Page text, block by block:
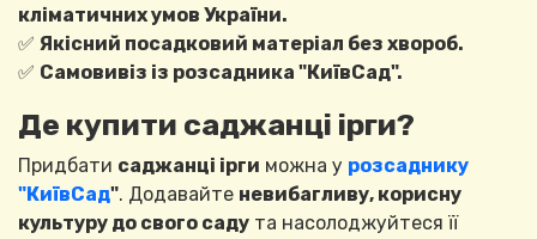
кліматичних умов України.
✅ Якісний посадковий матеріал без хвороб.
✅ Самовивіз із розсадника "КиївСад".
Де купити саджанці ірги?
Придбати саджанці ірги можна у розсаднику
"КиївСад". Додавайте невибагливу, корисну
культуру до свого саду та насолоджуйтеся її